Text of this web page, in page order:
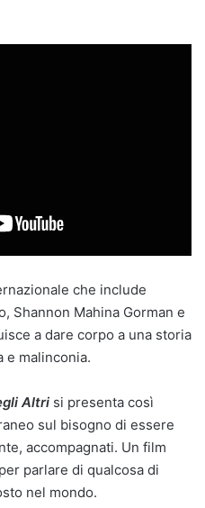
che include
Shannon Mahina Gorman e
a dare corpo a una storia
e malinconia.
Altri si presenta così
sul bisogno di essere
accompagnati. Un film
parlare di qualcosa di
nel mondo.